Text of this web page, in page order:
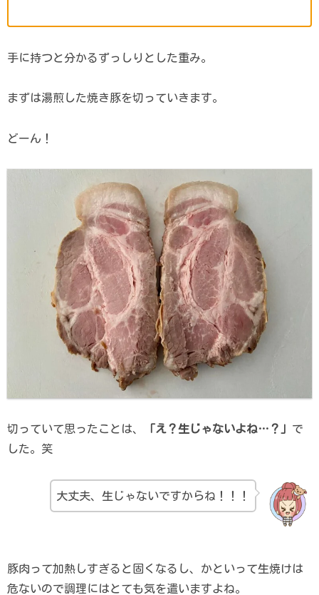
手に持つと分かるずっしりとした重み。
まずは湯煎した焼き豚を切っていきます。
どーん！
切っていて思ったことは、 「え？生じゃないよね…？」 で
した。笑
大丈夫、生じゃないですからね！！！
豚肉って加熱しすぎると固くなるし、かといって生焼けは
危ないので調理にはとても気を遣いますよね。